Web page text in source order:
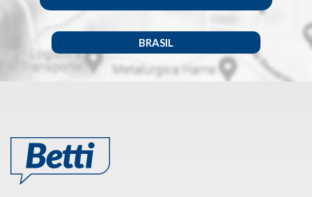
BRASIL